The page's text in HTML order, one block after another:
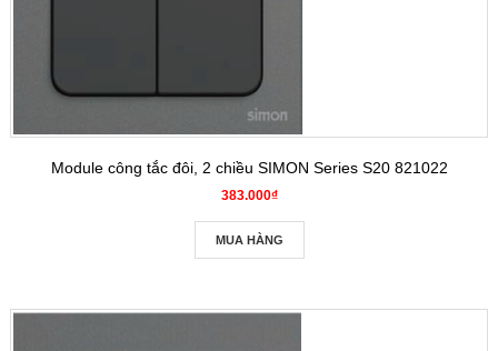
Module công tắc đôi, 2 chiều SIMON Series S20 821022
383.000₫
MUA HÀNG